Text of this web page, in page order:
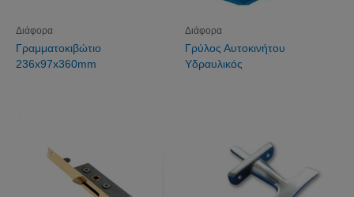
Διάφορα
Γραμματοκιβώτιο
236x97x360mm
Διάφορα
Γρύλος Αυτοκινήτου
Υδραυλικός